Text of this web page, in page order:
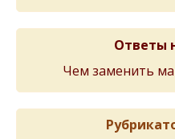
Ответы
Чем заменить